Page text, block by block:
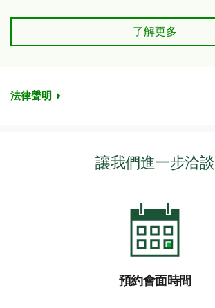
TD信用貸款
了解更多
法律聲明
讓我們進一步洽談
預約會面時間